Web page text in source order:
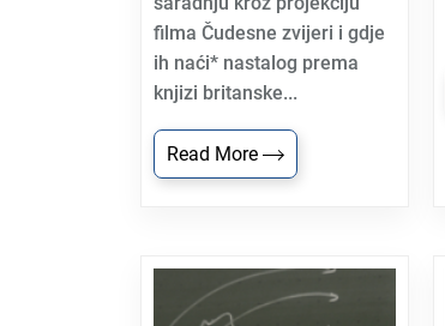
filma Čudesne zvijeri i gdje
ih naći* nastalog prema
knjizi britanske...
Read More